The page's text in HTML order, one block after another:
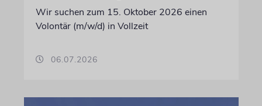
Wir suchen zum 15. Oktober 2026 einen
Volontär (m/w/d) in Vollzeit
06.07.2026